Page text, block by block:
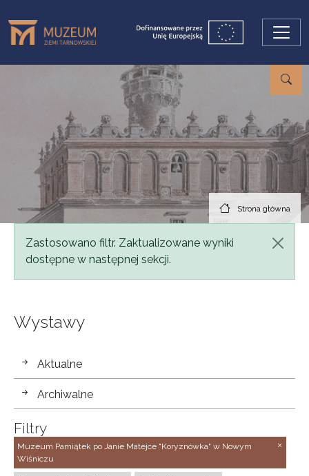
Strona główna
Komunikat
Zastosowano filtr. Zaktualizowane wyniki
dostępne w następnej sekcji.
Wystawy
wystawy
Aktualne
Archiwalne
Filtry
Muzeum Pamiątek po Janie Matejce "Koryznówka" w Nowym
Wiśniczu